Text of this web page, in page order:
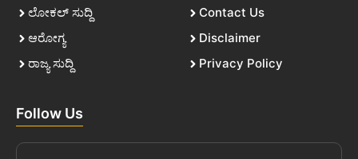
ಲೋಕಲ್ ಸುದ್ದಿ
ಆರೋಗ್ಯ
ರಾಜ್ಯ ಸುದ್ದಿ
Contact Us
Disclaimer
Privacy Policy
Follow Us